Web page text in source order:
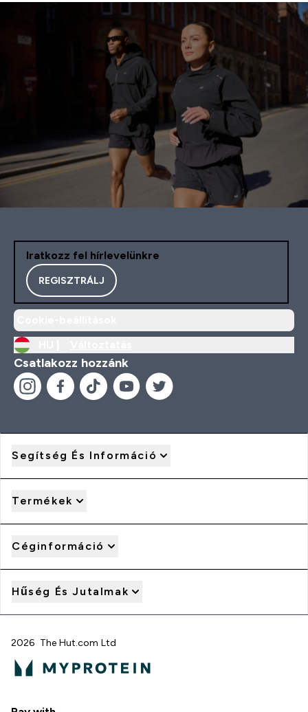
Iratkozz fel hírlevelünkre
REGISZTRÁLJ
Csatlakozz hozzánk
Segítség És Információ
Termékek
Céginformáció
Hűség És Jutalmak
2026 The Hut.com Ltd